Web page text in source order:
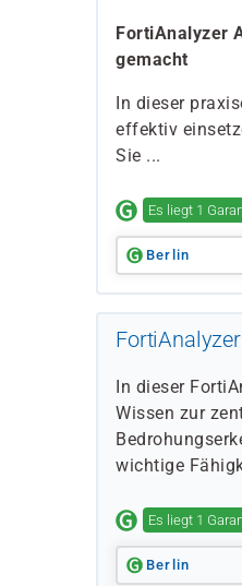
FortiAnalyzer
gemacht
In dieser
effektiv
Sie ...
Es liegt 1
Berlin
In dieser
Wissen zur
wichtige
Es liegt 1
Berlin